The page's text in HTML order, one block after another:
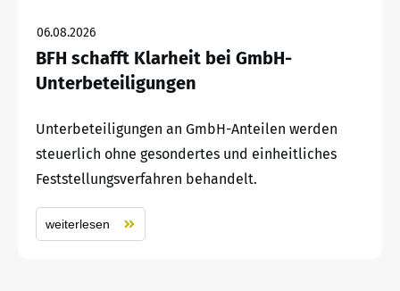
06.08.2026
BFH schafft Klarheit bei GmbH-
Unterbeteiligungen
Unterbeteiligungen an GmbH-Anteilen werden
steuerlich ohne gesondertes und einheitliches
Feststellungsverfahren behandelt.
weiterlesen